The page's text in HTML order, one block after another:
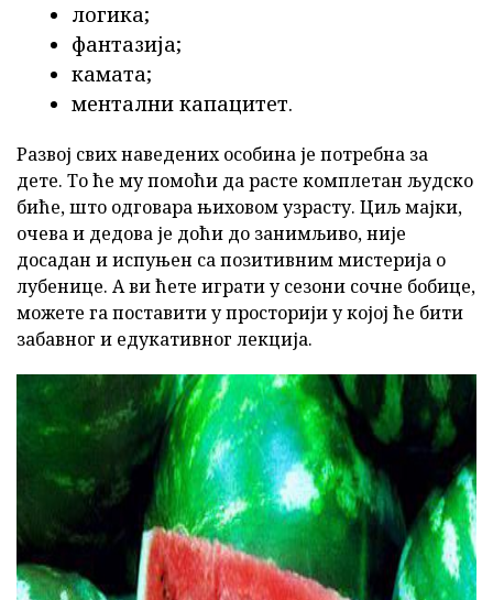
логика;
фантазија;
камата;
ментални капацитет.
Развој свих наведених особина је потребна за
дете. То ће му помоћи да расте комплетан људско
биће, што одговара њиховом узрасту. Циљ мајки,
очева и дедова је доћи до занимљиво, није
досадан и испуњен са позитивним мистерија о
лубенице. А ви ћете играти у сезони сочне бобице,
можете га поставити у просторији у којој ће бити
забавног и едукативног лекција.